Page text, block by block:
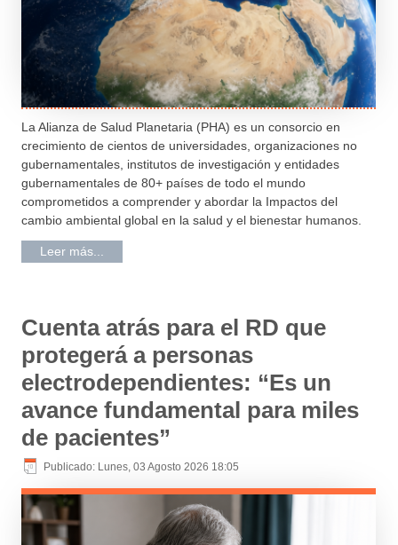
La Alianza de Salud Planetaria (PHA) es un consorcio en
crecimiento de cientos de universidades, organizaciones no
gubernamentales, institutos de investigación y entidades
gubernamentales de 80+ países de todo el mundo
comprometidos a comprender y abordar la Impactos del
cambio ambiental global en la salud y el bienestar humanos.
Leer más...
Cuenta atrás para el RD que
protegerá a personas
electrodependientes: “Es un
avance fundamental para miles
de pacientes”
Publicado: Lunes, 03 Agosto 2026 18:05